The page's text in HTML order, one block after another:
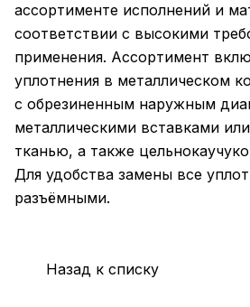
ассортименте исполнений и
соответствии с высокими
применения. Ассортимент
уплотнения в металлическом
с обрезиненным наружным
металлическими вставками
тканью, а также
Для удобства замены все
разъёмными.
Назад к списку